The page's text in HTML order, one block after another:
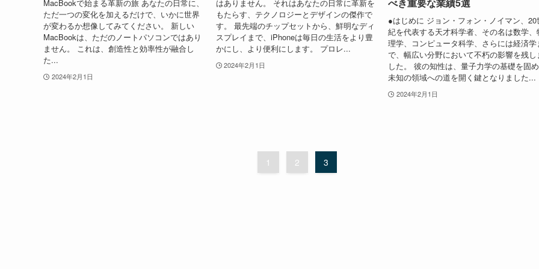
MacBookで始まる革新の旅 あなたの日常に、
ただ一つの変化を加えるだけで、いかに世界
が変わるか想像してみてください。 新しい
MacBookは、ただのノートパソコンではあり
ません。 これは、創造性と効率性が融合し
た...
2024年2月1日
はありません。 それはあなたの日常に革新を
もたらす、テクノロジーとデザインの傑作で
す。 最先端のチップセットから、鮮明なディ
スプレイまで、iPhoneは毎日の生活をより豊
かにし、より便利にします。 プロレ...
2024年2月1日
べき重要な業績5選
●はじめに ジョン・フォン・ノイマン、20
紀を代表する天才科学者、その名は数学、
理学、コンピュータ科学、さらには経済学
で、幅広い分野において不朽の影響を残し
した。 彼の知性は、量子力学の基礎を固め
未知の領域への道を開く鍵となりました...
2024年2月1日
1 2 3